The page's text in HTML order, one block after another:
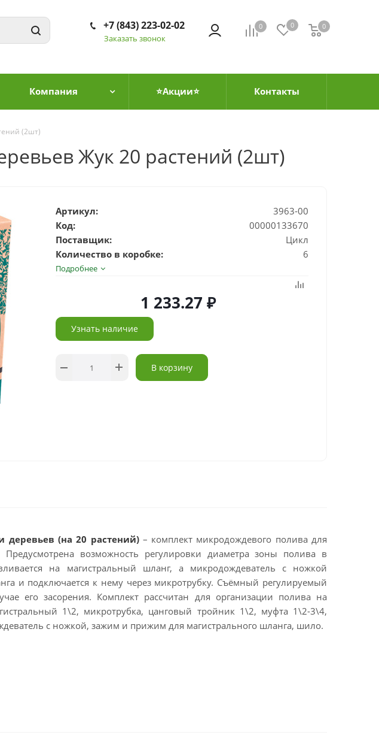
0 0 0
0
+7 (843) 223-02-02
Заказать звонок
Компания ⭐Акции⭐ Контакты
(2шт)
Жук 20 растений (2шт)
Артикул:
3963-00
Код:
00000133670
Поставщик:
Цикл
Количество в коробке:
6
Подробнее
1 233.27
Узнать наличие
В корзину
(на 20 растений) – комплект микродождевого полива для
возможность регулировки диаметра зоны полива в
на магистральный шланг, а микродождеватель с ножкой
и подключается к нему через микротрубку. Съёмный регулируемый
его засорения. Комплект рассчитан для организации полива на
1\2, микротрубка, цанговый тройник 1\2, муфта 1\2-3\4,
с ножкой, зажим и прижим для магистрального шланга, шило.